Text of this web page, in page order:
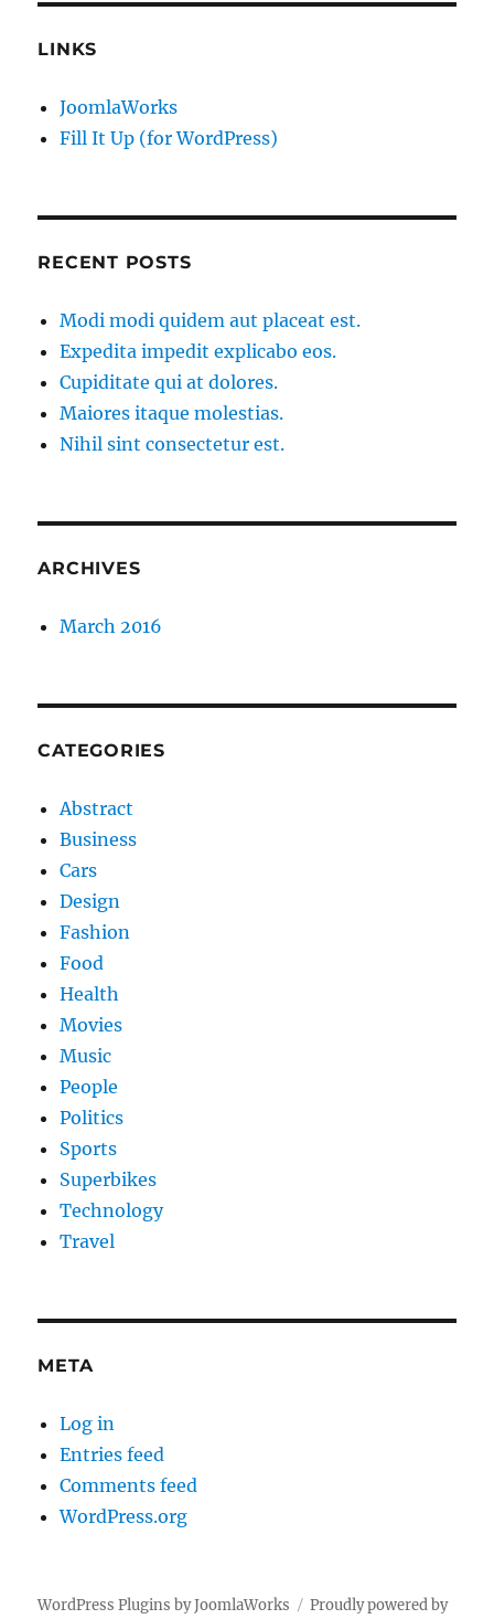
LINKS
JoomlaWorks
Fill It Up (for WordPress)
RECENT POSTS
Modi modi quidem aut placeat est.
Expedita impedit explicabo eos.
Cupiditate qui at dolores.
Maiores itaque molestias.
Nihil sint consectetur est.
ARCHIVES
March 2016
CATEGORIES
Abstract
Business
Cars
Design
Fashion
Food
Health
Movies
Music
People
Politics
Sports
Superbikes
Technology
Travel
META
Log in
Entries feed
Comments feed
WordPress.org
WordPress Plugins by JoomlaWorks
Proudly powered by